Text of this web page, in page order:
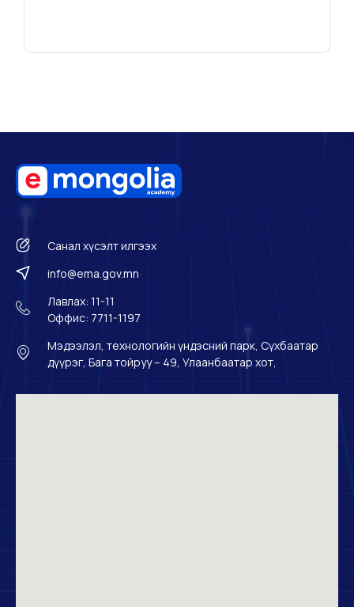
Санал хүсэлт илгээх
info@ema.gov.mn
Лавлах: 11-11
Оффис: 7711-1197
Мэдээлэл, технологийн үндэсний парк, Сүхбаатар
дүүрэг, Бага тойруу – 49, Улаанбаатар хот,